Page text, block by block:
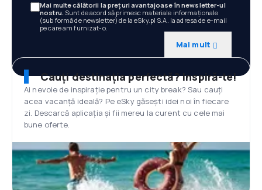
Mai multe călătorii la prețuri avantajoase în newsletter-ul
nostru. Sunt de acord să primesc materiale informaționale
(sub formă de newsletter) de la eSky.pl S.A. la adresa de e-mail
pe care am furnizat-o.
Mai mult
Cauți destinația perfectă? Inspiră-te!
Ai nevoie de inspirație pentru un city break? Sau cauți
acea vacanță ideală? Pe eSky găsești idei noi în fiecare
zi. Descarcă aplicația și fii mereu la curent cu cele mai
bune oferte.